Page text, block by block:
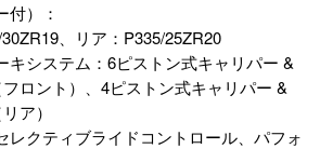
付）：
、リア：P335/25ZR20
キシステム：6ピストン式キャリパー &
ロント）、4ピストン式キャリパー &
ア）
レクティブライドコントロール、パフォ